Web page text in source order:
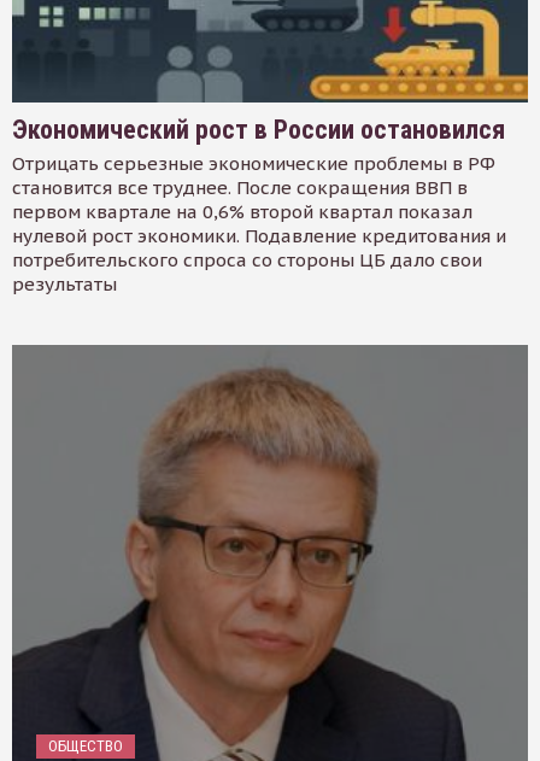
Экономический рост в России остановился
Отрицать серьезные экономические проблемы в РФ
становится все труднее. После сокращения ВВП в
первом квартале на 0,6% второй квартал показал
нулевой рост экономики. Подавление кредитования и
потребительского спроса со стороны ЦБ дало свои
результаты
ОБЩЕСТВО